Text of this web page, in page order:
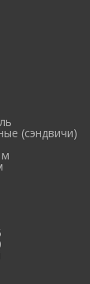
(сэндвичи)
м